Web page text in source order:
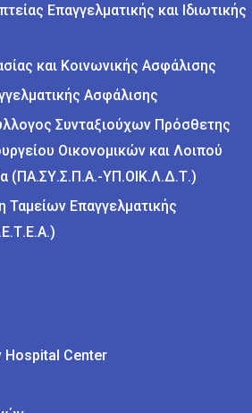
Επαγγελματικής και Ιδιωτικής
και Κοινωνικής Ασφάλισης
Ασφάλισης
Συνταξιούχων Πρόσθετης
Οικονομικών και Λοιπού
(ΠΑ.ΣΥ.Σ.Π.Α.-ΥΠ.ΟΙΚ.Λ.Δ.Τ.)
Ταμείων Επαγγελματικής
Hospital Center